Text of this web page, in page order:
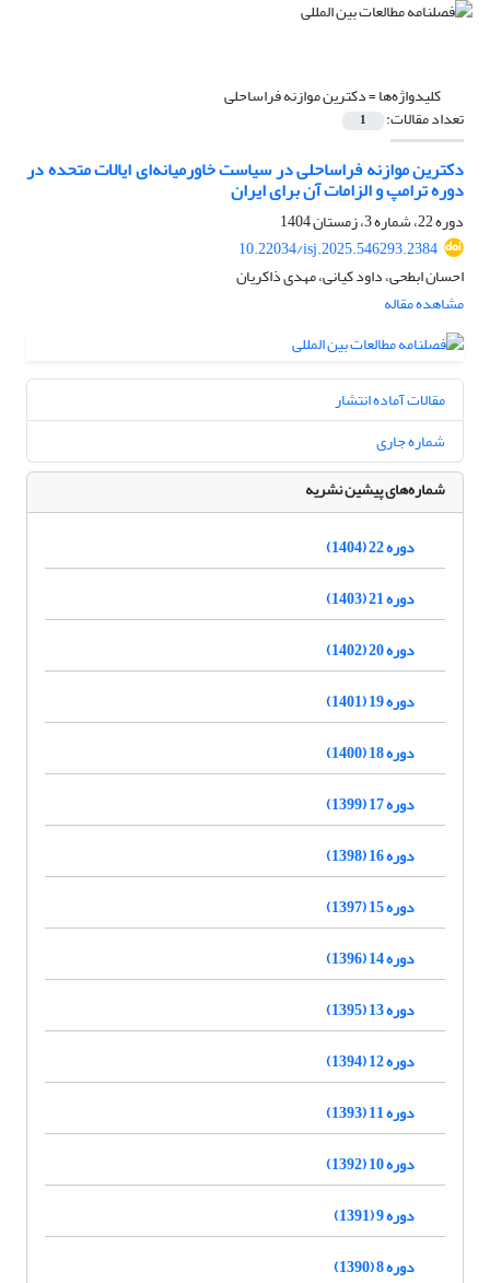
کلیدواژه‌ها =دکترین موازنه فراساحلی
تعداد مقالات: 1
دکترین موازنه فراساحلی در سیاست خاورمیانه‌ای ایالات متحده در
دوره ترامپ و الزامات آن برای ایران
دوره 22، شماره 3، زمستان 1404
10.22034/isj.2025.546293.2384
احسان ابطحی، داود کیانی، مهدی ذاکریان
مشاهده مقاله
مقالات آماده انتشار
شماره جاری
شماره‌های پیشین نشریه
دوره 22 (1404)
دوره 21 (1403)
دوره 20 (1402)
دوره 19 (1401)
دوره 18 (1400)
دوره 17 (1399)
دوره 16 (1398)
دوره 15 (1397)
دوره 14 (1396)
دوره 13 (1395)
دوره 12 (1394)
دوره 11 (1393)
دوره 10 (1392)
دوره 9 (1391)
دوره 8 (1390)